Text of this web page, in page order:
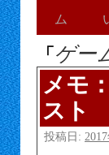
ム
「 ゲー
メモ
スト
投稿日: